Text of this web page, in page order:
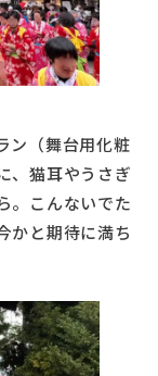
ン（舞台用化粧
、猫耳やうさぎ
。こんないでた
かと期待に満ち